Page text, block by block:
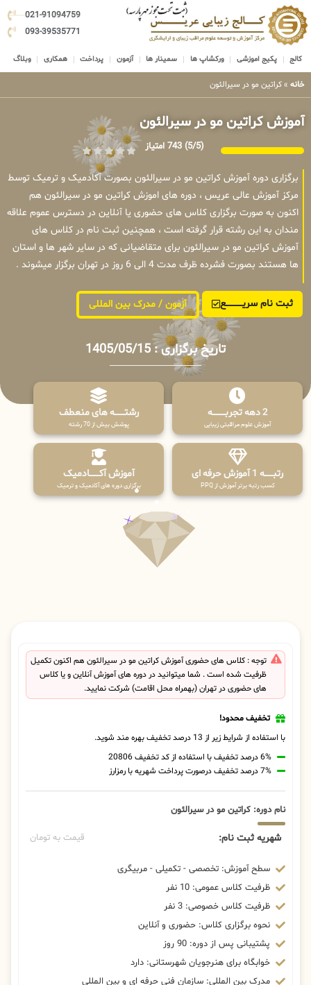
021-91094759
093-39535771
کالج پکیج اموزشی ورکشاپ ها سمینار ها آزمون پرداخت همکاری وبلاگ
خانه » کراتین مو در سیرالئون
آموزش کراتین مو در سیرالئون
(5/5) 743 امتیاز
برگزاری دوره آموزش کراتین مو در سیرالئون بصورت آکادمیک و ترمیک توسط
مرکز آموزش عالی عریس ، دوره های اموزش کراتین مو در سیرالئون هم
اکنون به صورت برگزاری کلاس های حضوری یا آنلاین در دسترس عموم علاقه
مندان به این رشته قرار گرفته است ، همچنین ثبت نام در کلاس های
آموزش کراتین مو در سیرالئون برای متقاضیانی که در سایر شهر ها و استان
ها هستند بصورت فشرده ظرف مدت 4 الی 6 روز در تهران برگزار میشوند .
ثبت نام سریــــــــــــع آزمون / مدرک بین المللی
تاریخ برگزاری : 1405/05/15
2 دهه تجربـــــــــه
آموزش علوم مراقبتی زیبایی
رشتـــــــه های منعطف
پوشش بیش از 70 رشته
رتبــــــه 1 آموزش حرفه ای
کسب رتبه برتر آموزش از PPQ
آموزش آکـــــــادمیک
برگزاری دوره های آکادمیک و ترمیک
توجه : کلاس های حضوری آموزش کراتین مو در سیرالئون هم اکنون تکمیل
ظرفیت شده است . شما میتوانید در دوره های آموزش آنلاین و یا کلاس
های حضوری در تهران (بهمراه محل اقامت) شرکت نمایید.
تخفیف محدود!
با استفاده از شرایط زیر از 13 درصد تخفیف بهره مند شوید.
6% درصد تخفیف با استفاده از کد تخفیف 20806
7% درصد تخفیف درصورت پرداخت شهریه با رمزارز
نام دوره: کراتین مو در سیرالئون
شهریه ثبت نام: قیمت به تومان
سطح آموزش: تخصصی - تکمیلی - مربیگری
ظرفیت کلاس عمومی: 10 نفر
ظرفیت کلاس خصوصی: 3 نفر
نحوه برگزاری کلاس: حضوری و آنلاین
پشتیبانی پس از دوره: 90 روز
خوابگاه برای هنرجویان شهرستانی: دارد
مدرک بین المللی: سازمان فنی حرفه ای و بین المللی